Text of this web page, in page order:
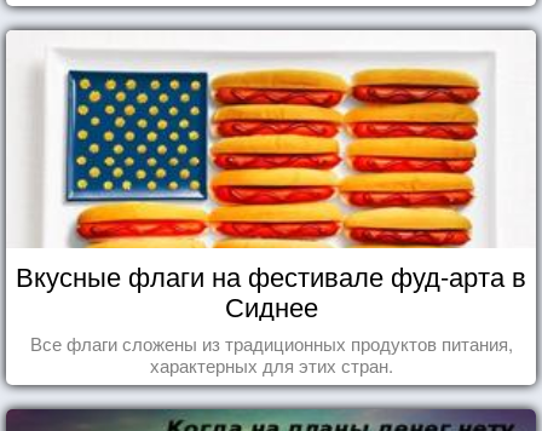
Вкусные флаги на фестивале фуд-арта в
Сиднее
Все флаги сложены из традиционных продуктов питания,
характерных для этих стран.